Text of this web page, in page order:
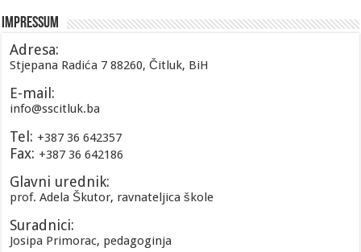
Impressum
Adresa:
Stjepana Radića 7 88260, Čitluk, BiH
E-mail:
info@sscitluk.ba
Tel: +387 36 642357
Fax: +387 36 642186
Glavni urednik:
prof. Adela Škutor, ravnateljica škole
Suradnici:
Josipa Primorac, pedagoginja